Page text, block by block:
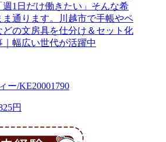
週1日だけ働きたい」そんな希
ま通ります。川越市で手帳やペ
どの文房具を仕分け＆セット化
幅広い世代が活躍中
ー/KE20001790
円